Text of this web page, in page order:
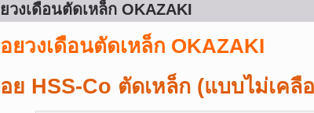
วงเดือนตัดเหล็ก OKAZAKI
ยวงเดือนตัดเหล็ก OKAZAKI
อย HSS-Co ตัดเหล็ก (แบบไม่เคลื